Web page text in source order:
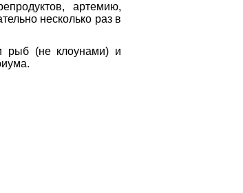
артемию,
несколько раз в
рыб (не клоунами) и